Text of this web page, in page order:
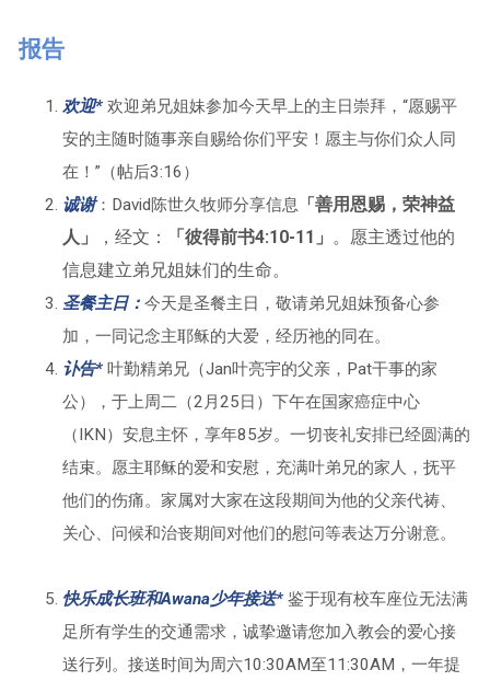
报告
欢迎*欢迎弟兄姐妹参加今天早上的主日崇拜，“愿赐平
安的主随时随事亲自赐给你们平安！愿主与你们众人同
在！”（帖后3:16）
诚谢：David陈世久牧师分享信息 「善用恩赐，荣神益
人」
，经文： 「彼得前书4:10-11」 。愿主透过他的
信息建立弟兄姐妹们的生命。
圣餐主日： 今天是圣餐主日，敬请弟兄姐妹预备心参
加，一同记念主耶稣的大爱，经历祂的同在。
讣告* 叶勤精弟兄（Jan叶亮宇的父亲，Pat干事的家
公），于上周二（2月25日）下午在国家癌症中心
（IKN）安息主怀，享年85岁。一切丧礼安排已经圆满的
结束。愿主耶稣的爱和安慰，充满叶弟兄的家人，抚平
他们的伤痛。家属对大家在这段期间为他的父亲代祷、
关心、问候和治丧期间对他们的慰问等表达万分谢意。
快乐成长班和Awana少年接送*鉴于现有校车座位无法满
足所有学生的交通需求，诚挚邀请您加入教会的爱心接
送行列。接送时间为周六10:30AM至11:30AM，一年提